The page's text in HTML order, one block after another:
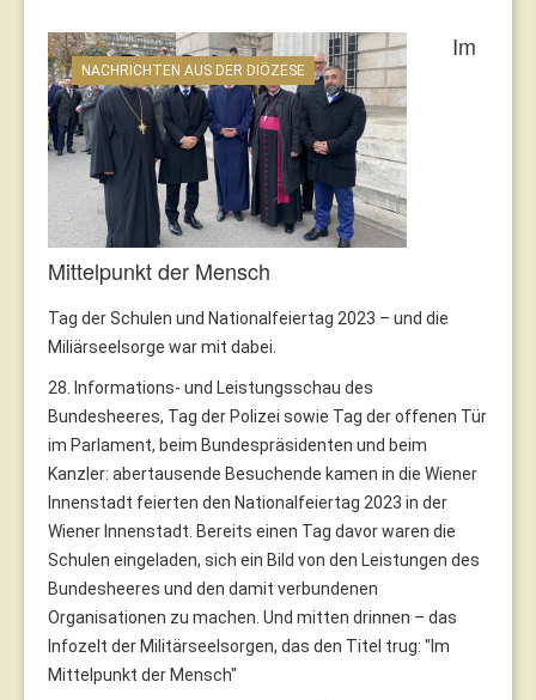
NACHRICHTEN AUS DER DIÖZESE
Im
Mittelpunkt der Mensch
Tag der Schulen und Nationalfeiertag 2023 – und die
Miliärseelsorge war mit dabei.
28. Informations- und Leistungsschau des
Bundesheeres, Tag der Polizei sowie Tag der offenen Tür
im Parlament, beim Bundespräsidenten und beim
Kanzler: abertausende Besuchende kamen in die Wiener
Innenstadt feierten den Nationalfeiertag 2023 in der
Wiener Innenstadt. Bereits einen Tag davor waren die
Schulen eingeladen, sich ein Bild von den Leistungen des
Bundesheeres und den damit verbundenen
Organisationen zu machen. Und mitten drinnen – das
Infozelt der Militärseelsorgen, das den Titel trug: "Im
Mittelpunkt der Mensch"